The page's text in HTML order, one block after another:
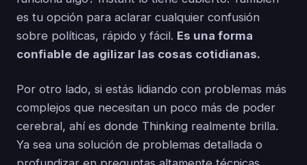
es tu opción para aclarar cualquier confusión
sobre políticas, rápido y fácil. Es una forma
confiable de agilizar las cosas cotidianas.
Por otro lado, si estás lidiando con problemas más
complejos que necesitan un poco más de poder
cerebral, ahí es donde Thinking realmente brilla.
Ya sea una solución de problemas detallada o